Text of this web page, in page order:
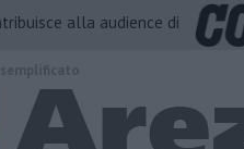
alla audience di